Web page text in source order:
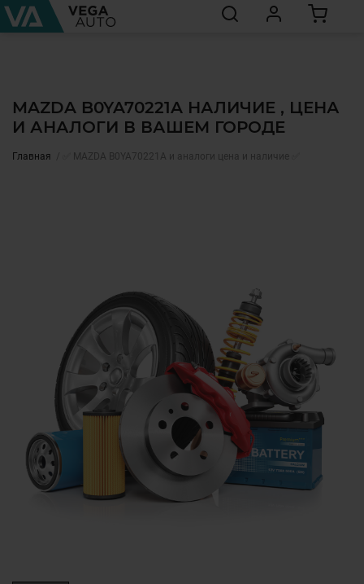
MAZDA B0YA70221A НАЛИЧИЕ , ЦЕНА
И АНАЛОГИ В ВАШЕМ ГОРОДЕ
Главная ✅ MAZDA B0YA70221A и аналоги цена и наличие ✅